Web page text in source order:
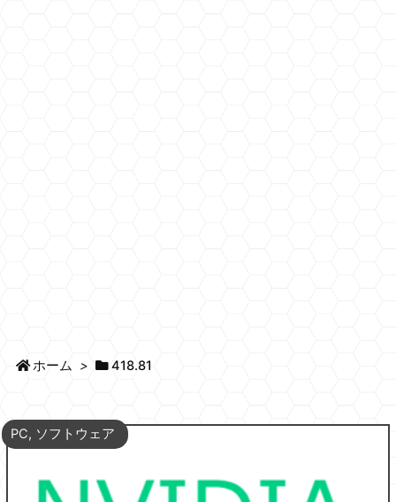
ホーム > 418.81
PC, ソフトウェア